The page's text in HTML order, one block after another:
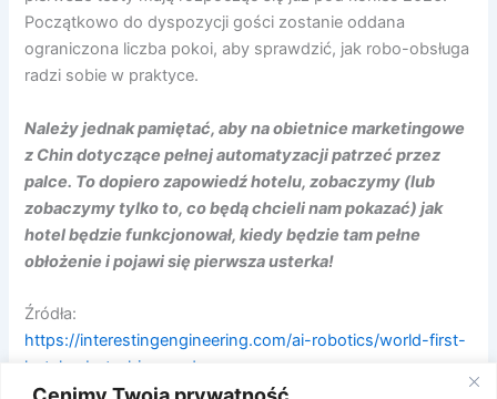
Początkowo do dyspozycji gości zostanie oddana
ograniczona liczba pokoi, aby sprawdzić, jak robo-obsługa
radzi sobie w praktyce.
Należy jednak pamiętać, aby na obietnice marketingowe
z Chin dotyczące pełnej automatyzacji patrzeć przez
palce. To dopiero zapowiedź hotelu, zobaczymy (lub
zobaczymy tylko to, co będą chcieli nam pokazać) jak
hotel będzie funkcjonował, kiedy będzie tam pełne
obłożenie i pojawi się pierwsza usterka!
Źródła:
https://interestingengineering.com/ai-robotics/world-first-
hotel-robot-china-pudu
https://www.pudurobotics.com/en/news/pudu-robotics-